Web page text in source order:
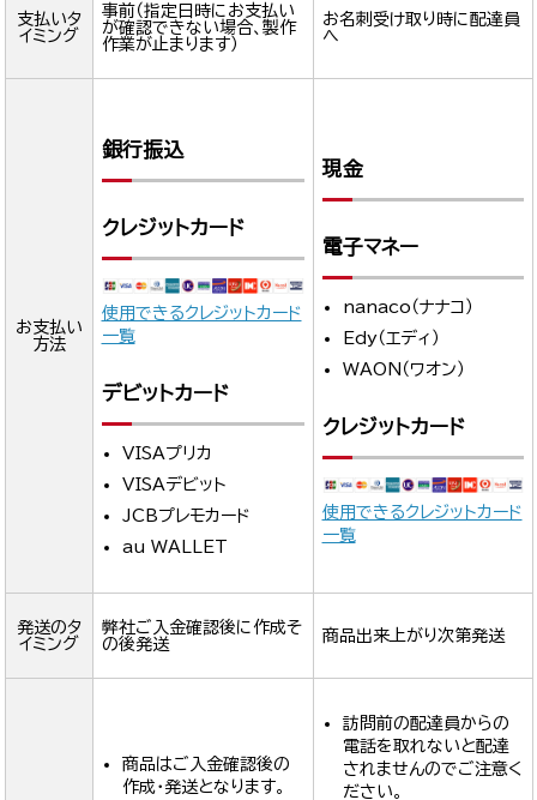
支払いタ
イミング
事前（指定日時にお支払い
が確認できない場合、製作
作業が止まります）
お名刺受け取り時に配達員
へ
お支払い
方法
銀行振込
クレジットカード
使用できるクレジットカード
一覧
デビットカード
VISAプリカ
VISAデビット
JCBプレモカード
au WALLET
現金
電子マネー
nanaco（ナナコ）
Edy（エディ）
WAON（ワオン）
クレジットカード
使用できるクレジットカード
一覧
発送のタ
イミング
弊社ご入金確認後に作成そ
の後発送
商品出来上がり次第発送
商品はご入金確認後の
作成・発送となります。
訪問前の配達員からの
電話を取れないと配達
されませんのでご注意く
ださい。